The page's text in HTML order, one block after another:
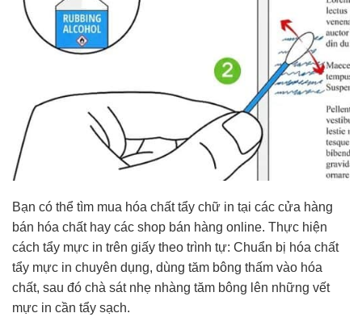
Bạn có thể tìm mua hóa chất tẩy chữ in tại các cửa hàng
bán hóa chất hay các shop bán hàng online. Thực hiện
cách tẩy mực in trên giấy theo trình tự: Chuẩn bị hóa chất
tẩy mực in chuyên dụng, dùng tăm bông thấm vào hóa
chất, sau đó chà sát nhẹ nhàng tăm bông lên những vết
mực in cần tẩy sạch.